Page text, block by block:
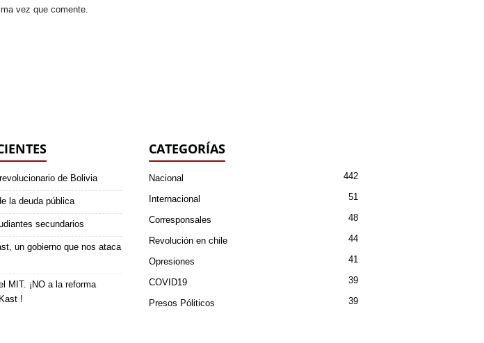
vez que comente.
de Bolivia
la deuda pública
secundarios
un gobierno que nos ataca
MIT. ¡NO a la reforma
!
CATEGORÍAS
Nacional 442
Internacional 51
Corresponsales 48
Revolución en chile 44
Opresiones 41
COVID19 39
Presos Póliticos 39